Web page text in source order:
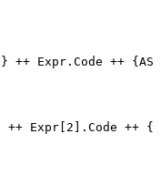
++ Expr.Code ++
++ Expr[2].Code ++